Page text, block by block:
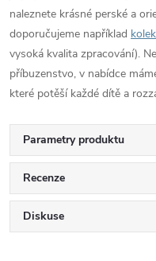
naleznete krásné perské a
doporučujeme například
vysoká kvalita zpracování).
příbuzenstvo, v nabídce
které potěší každé dítě a
Parametry produktu
Recenze
Diskuse